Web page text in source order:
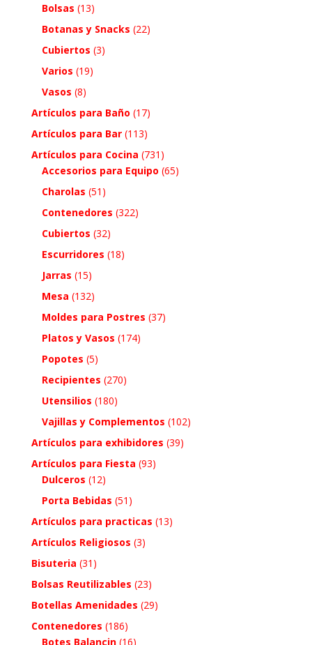
Bolsas (13)
Botanas y Snacks (22)
Cubiertos (3)
Varios (19)
Vasos (8)
Artículos para Baño (17)
Artículos para Bar (113)
Artículos para Cocina (731)
Accesorios para Equipo (65)
Charolas (51)
Contenedores (322)
Cubiertos (32)
Escurridores (18)
Jarras (15)
Mesa (132)
Moldes para Postres (37)
Platos y Vasos (174)
Popotes (5)
Recipientes (270)
Utensilios (180)
Vajillas y Complementos (102)
Artículos para exhibidores (39)
Artículos para Fiesta (93)
Dulceros (12)
Porta Bebidas (51)
Artículos para practicas (13)
Artículos Religiosos (3)
Bisuteria (31)
Bolsas Reutilizables (23)
Botellas Amenidades (29)
Contenedores (186)
Botes Balancin (16)